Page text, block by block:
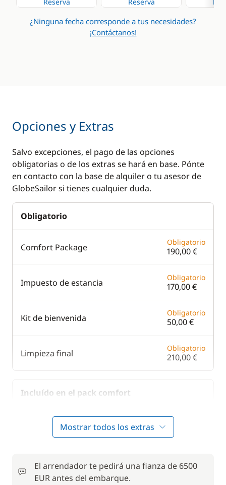
Desalinizadora
Generador
¿Ninguna fecha corresponde a tus necesidades?
¡Contáctanos!
Opciones y Extras
Salvo excepciones, el pago de las opciones
obligatorias o de los extras se hará en base. Pónte
en contacto con la base de alquiler o tu asesor de
GlobeSailor si tienes cualquier duda.
Obligatorio
Comfort Package Obligatorio
190,00 €
Impuesto de estancia Obligatorio
170,00 €
Kit de bienvenida Obligatorio
50,00 €
Limpieza final Obligatorio
210,00 €
Incluído en el pack comfort
Incluído en el pack comfort
—
—
Mostrar todos los extras
El arrendador te pedirá una fianza de 6500
EUR antes del embarque.